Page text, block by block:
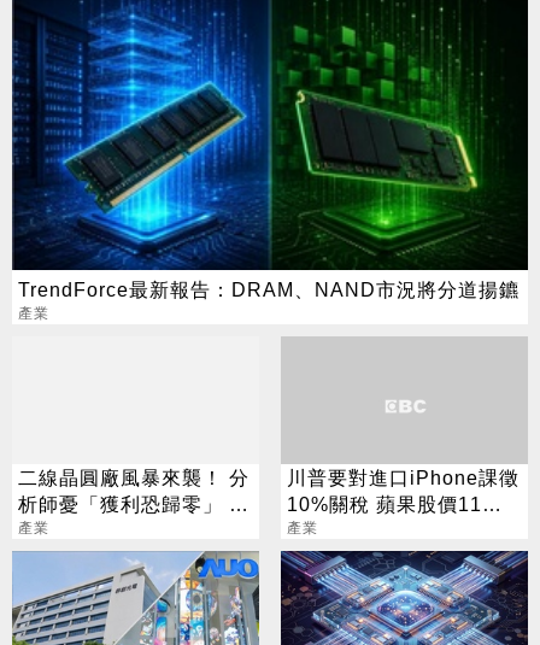
TrendForce最新報告：DRAM、NAND市況將分道揚鑣
產業
二線晶圓廠風暴來襲！ 分
析師憂「獲利恐歸零」 聯
電回應了
產業
川普要對進口iPhone課徵
10%關稅 蘋果股價11月
跌勢擴大
產業